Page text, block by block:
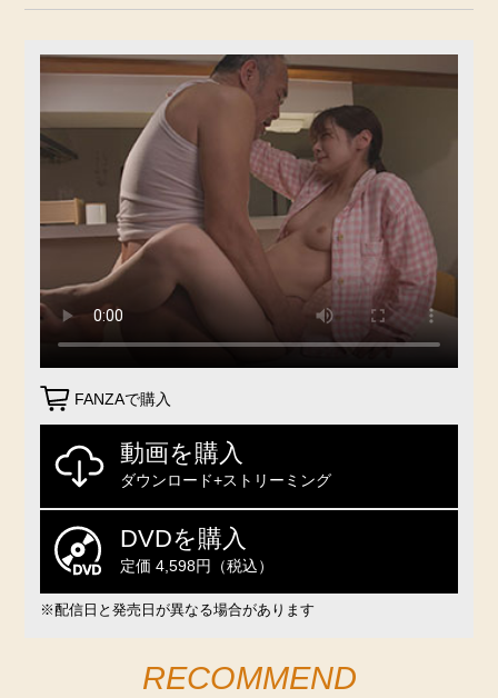
FANZAで購入
動画を購入
ダウンロード+ストリーミング
DVDを購入
定価 4,598円（税込）
※配信日と発売日が異なる場合があります
RECOMMEND